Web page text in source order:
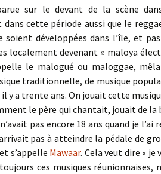
sur le devant de la scène
dans cette période aussi que le
soient développées dans l’île, et
localement devenant « maloya
le malogué ou maloggae,
traditionnelle, de musique
il y a trente ans. On jouait cette
le père qui chantait, jouait de
pas encore 18 ans quand je l’ai
pas à atteindre la pédale de
s’appelle Mawaar. Cela veut dire «
ces musiques réunionnaises,